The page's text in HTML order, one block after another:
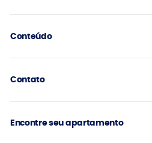
Conteúdo
Contato
Encontre seu apartamento